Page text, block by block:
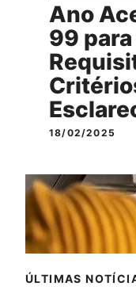
Ano
99
18/02/2025
ÚLTIMAS